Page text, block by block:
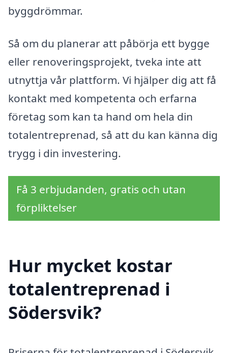
byggdrömmar.
Så om du planerar att påbörja ett bygge
eller renoveringsprojekt, tveka inte att
utnyttja vår plattform. Vi hjälper dig att få
kontakt med kompetenta och erfarna
företag som kan ta hand om hela din
totalentreprenad, så att du kan känna dig
trygg i din investering.
Få 3 erbjudanden, gratis och utan
förpliktelser
Hur mycket kostar
totalentreprenad i
Södersvik?